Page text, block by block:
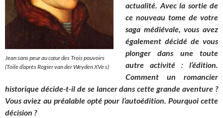
Jean sans peur au cœur des Trois pouvoirs
(Toile d’après Rogier van der Weyden XVe s)
actualité. Avec la sortie de
ce nouveau tome de votre
saga médiévale, vous avez
également décidé de vous
plonger dans une toute
autre activité : l’édition.
Comment un romancier
historique décide-t-il de se lancer dans cette grande aventure ?
Vous aviez au préalable opté pour l’autoédition. Pourquoi cette
décision ?